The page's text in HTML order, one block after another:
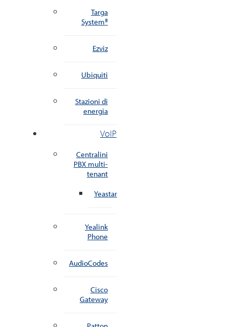
Targa
System®
Ezviz
Ubiquiti
Stazioni di
energia
VoIP
Centralini
PBX multi-
tenant
Yeastar
Yealink
Phone
AudioCodes
Cisco
Gateway